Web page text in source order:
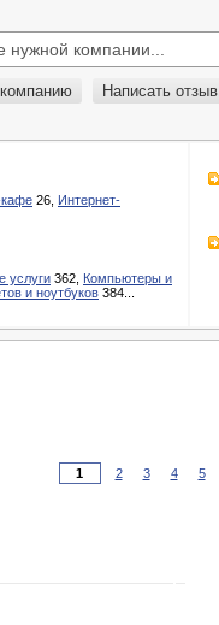
Написать отзыв
кафе 26, Интернет-
услуги 362, Компьютеры и
и ноутбуков 384...
2 3 4 5